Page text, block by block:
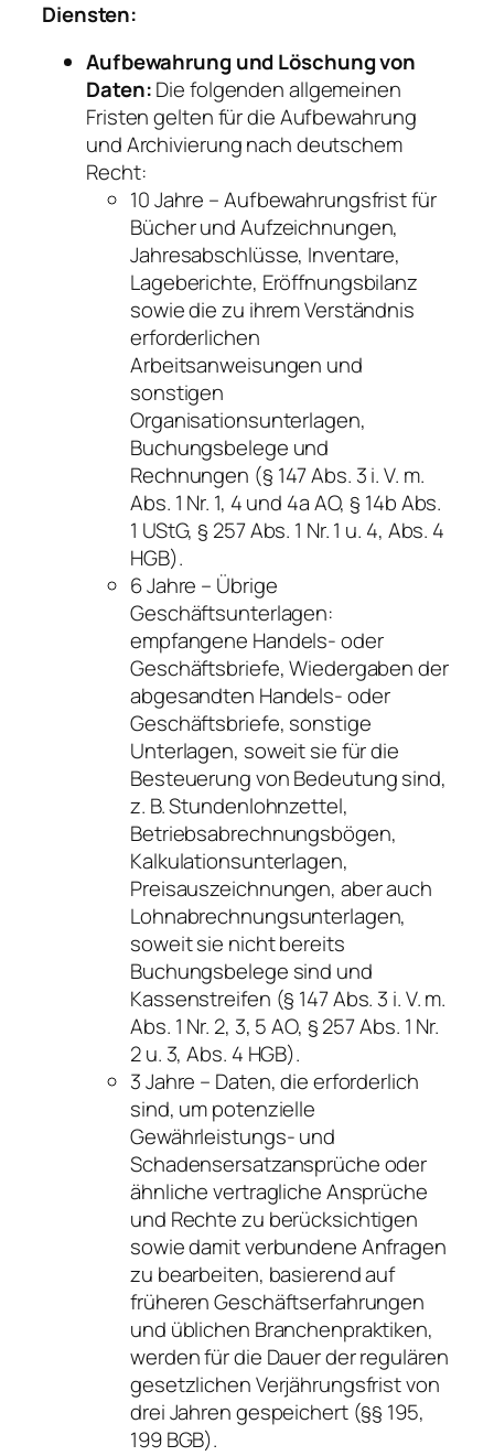
Diensten:
Aufbewahrung und Löschung von
Daten:Die folgenden allgemeinen
Fristen gelten für die Aufbewahrung
und Archivierung nach deutschem
Recht:
10 Jahre – Aufbewahrungsfrist für
Bücher und Aufzeichnungen,
Jahresabschlüsse, Inventare,
Lageberichte, Eröffnungsbilanz
sowie die zu ihrem Verständnis
erforderlichen
Arbeitsanweisungen und
sonstigen
Organisationsunterlagen,
Buchungsbelege und
Rechnungen (§ 147 Abs. 3 i. V. m.
Abs. 1 Nr. 1, 4 und 4a AO, § 14b Abs.
1 UStG, § 257 Abs. 1 Nr. 1 u. 4, Abs. 4
HGB).
6 Jahre – Übrige
Geschäftsunterlagen:
empfangene Handels- oder
Geschäftsbriefe, Wiedergaben der
abgesandten Handels- oder
Geschäftsbriefe, sonstige
Unterlagen, soweit sie für die
Besteuerung von Bedeutung sind,
z. B. Stundenlohnzettel,
Betriebsabrechnungsbögen,
Kalkulationsunterlagen,
Preisauszeichnungen, aber auch
Lohnabrechnungsunterlagen,
soweit sie nicht bereits
Buchungsbelege sind und
Kassenstreifen (§ 147 Abs. 3 i. V. m.
Abs. 1 Nr. 2, 3, 5 AO, § 257 Abs. 1 Nr.
2 u. 3, Abs. 4 HGB).
3 Jahre – Daten, die erforderlich
sind, um potenzielle
Gewährleistungs- und
Schadensersatzansprüche oder
ähnliche vertragliche Ansprüche
und Rechte zu berücksichtigen
sowie damit verbundene Anfragen
zu bearbeiten, basierend auf
früheren Geschäftserfahrungen
und üblichen Branchenpraktiken,
werden für die Dauer der regulären
gesetzlichen Verjährungsfrist von
drei Jahren gespeichert (§§ 195,
199 BGB).